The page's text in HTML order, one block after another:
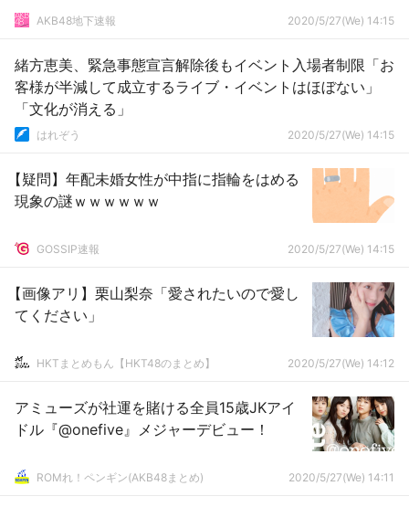
AKB48地下速報 2020/5/27(We) 14:15
緒方恵美、緊急事態宣言解除後もイベント入場者制限「お
客様が半減して成立するライブ・イベントはほぼない」
「文化が消える」
はれぞう 2020/5/27(We) 14:15
【疑問】年配未婚女性が中指に指輪をはめる
現象の謎ｗｗｗｗｗｗ
GOSSIP速報 2020/5/27(We) 14:15
【画像アリ】栗山梨奈「愛されたいので愛し
てください」
HKTまとめもん【HKT48のまとめ】 2020/5/27(We) 14:12
アミューズが社運を賭ける全員15歳JKアイ
ドル『@onefive』メジャーデビュー！
ROMれ！ペンギン(AKB48まとめ) 2020/5/27(We) 14:11